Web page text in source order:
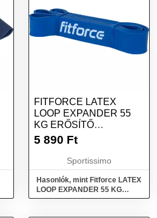
FITFORCE LATEX
LOOP EXPANDER 55
KG ERŐSÍTŐ
GUMISZALAG, KÉK,
5 890 Ft
Sportissimo
Hasonlók, mint Fitforce LATEX
LOOP EXPANDER 55 KG
Erősítő gumiszalag, kék,